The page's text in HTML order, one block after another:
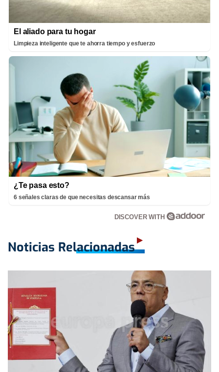
El aliado para tu hogar
Limpieza inteligente que te ahorra tiempo y esfuerzo
¿Te pasa esto?
6 señales claras de que necesitas descansar más
DISCOVER WITH
Noticias Relacionadas